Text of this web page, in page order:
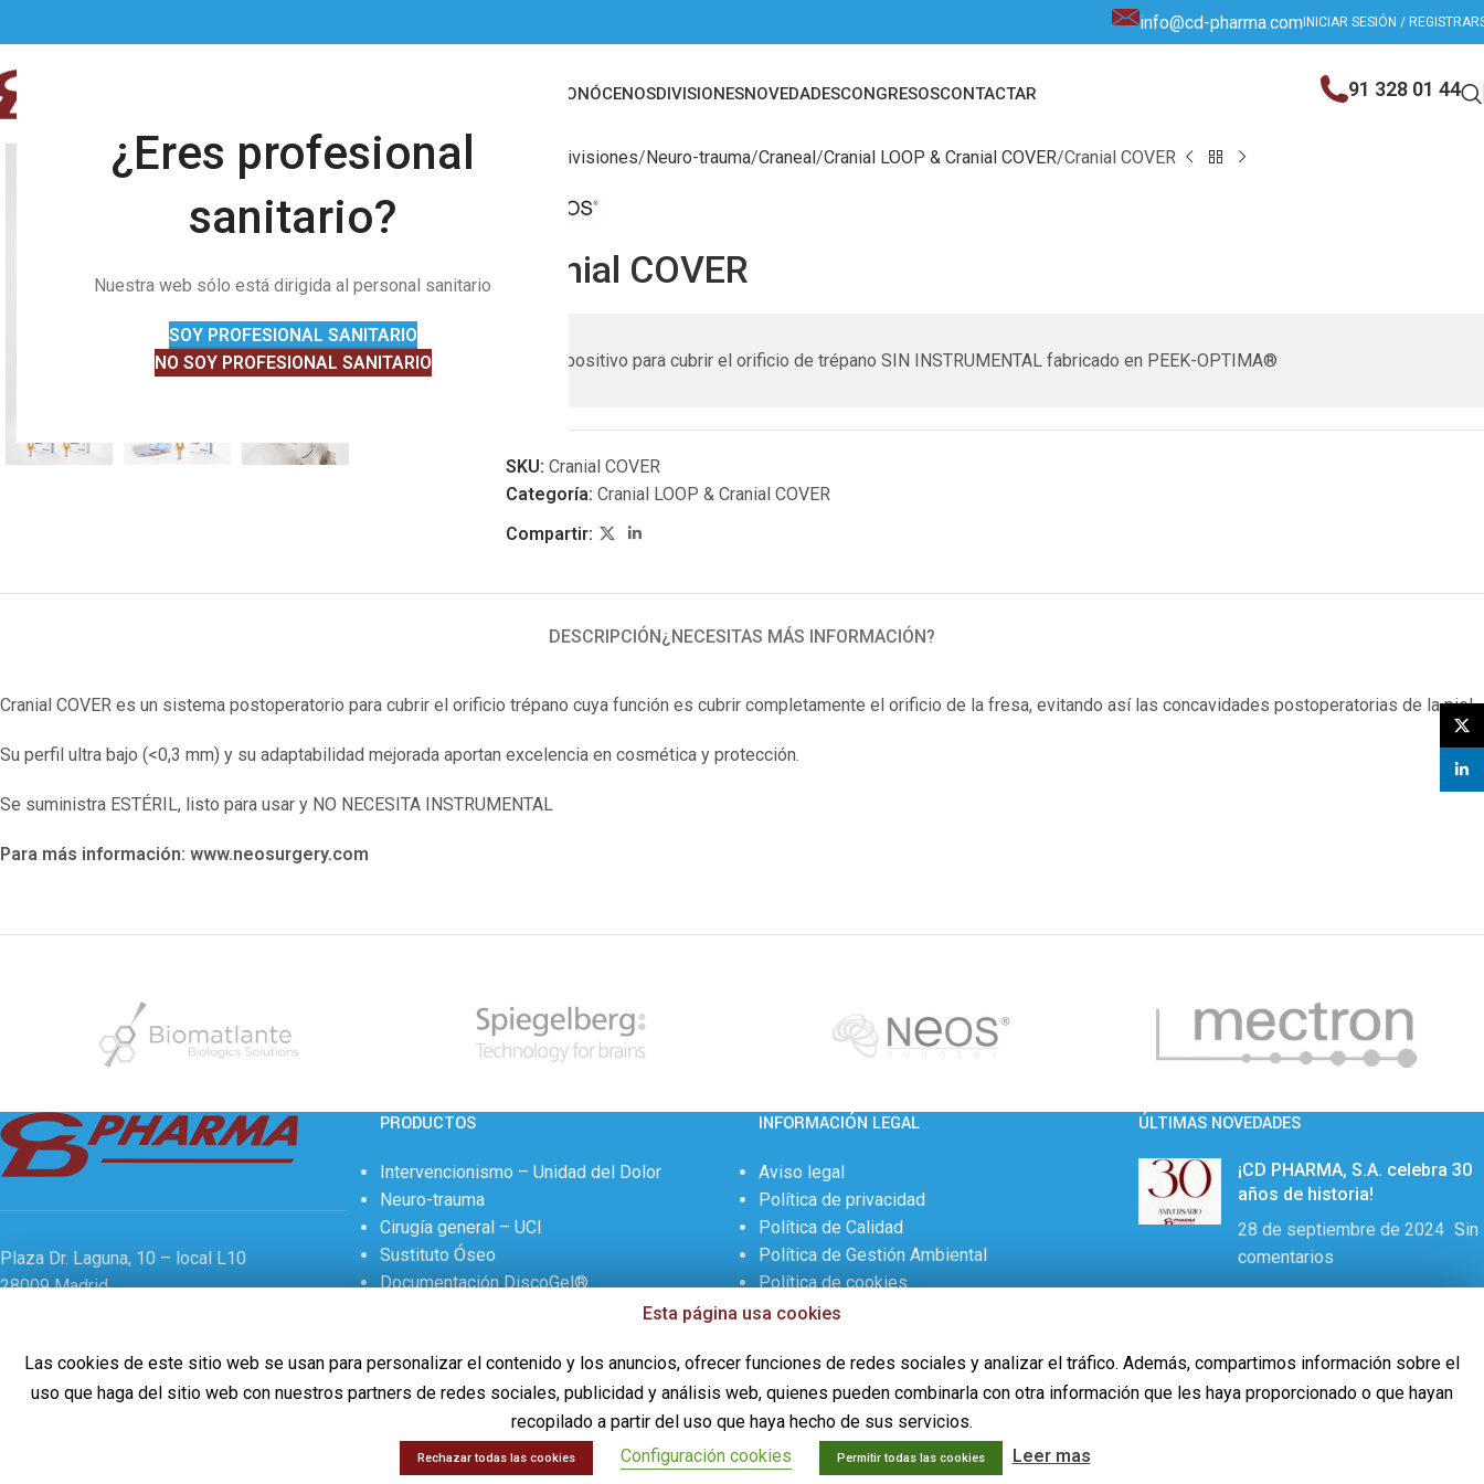
¿Eres profesional
sanitario?
Nuestra web sólo está dirigida al personal sanitario
SOY PROFESIONAL SANITARIO
NO SOY PROFESIONAL SANITARIO
info@cd-pharma.com INICIAR SESIÓN /
CONÓCENOSDIVISIONESNOVEDADESCONGRESOSCONTACTAR 91 328 01 44
Clic para ampliar
Divisiones Neuro-trauma Craneal Cranial LOOP & Cranial COVER Cranial COVER
Cranial COVER
Dispositivo para cubrir el orificio de trépano SIN INSTRUMENTAL fabricado en PEEK-OPTIMA®
SKU: Cranial COVER
Categoría: Cranial LOOP & Cranial COVER
Compartir:
DESCRIPCIÓN ¿NECESITAS MÁS INFORMACIÓN?
Cranial COVER es un sistema postoperatorio para cubrir el orificio trépano cuya función es cubrir completamente el orificio de la fresa, evitando así las concavidades postoperatorias de la piel.
Su perfil ultra bajo (<0,3 mm) y su adaptabilidad mejorada aportan excelencia en cosmética y protección.
Se suministra ESTÉRIL, listo para usar y NO NECESITA INSTRUMENTAL
Para más información: www.neosurgery.com
Plaza Dr. Laguna, 10 – local L10
28009 Madrid
E-mail: info@cd-pharma.com
www.cd-pharma.com
PRODUCTOS
Intervencionismo – Unidad del Dolor
Neuro-trauma
Cirugía general – UCI
Sustituto Óseo
Documentación DiscoGel®
INFORMACIÓN LEGAL
Aviso legal
Política de privacidad
Política de Calidad
Política de Gestión Ambiental
Política de cookies
Contactar
ÚLTIMAS NOVEDADES
¡CD PHARMA, S.A. celebra 30
años de historia!
28 de septiembre de 2024 Sin
comentarios
resección de ependimoma de
cono medular
Esta página usa cookies
Las cookies de este sitio web se usan para personalizar el contenido y los anuncios, ofrecer funciones de redes sociales y analizar el tráfico. Además, compartimos información sobre el
uso que haga del sitio web con nuestros partners de redes sociales, publicidad y análisis web, quienes pueden combinarla con otra información que les haya proporcionado o que hayan
recopilado a partir del uso que haya hecho de sus servicios.
Rechazar todas las cookies Configuración cookies Permitir todas las cookies Leer mas